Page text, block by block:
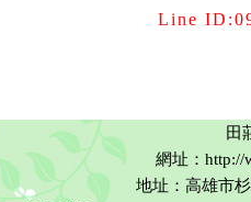
Line
田
網址：http://
地址：高雄市